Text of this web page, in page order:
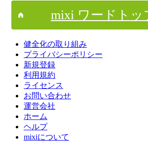
mixi ワードトッ
健全化の取り組み
プライバシーポリシー
新規登録
利用規約
ライセンス
お問い合わせ
運営会社
ホーム
ヘルプ
mixiについて